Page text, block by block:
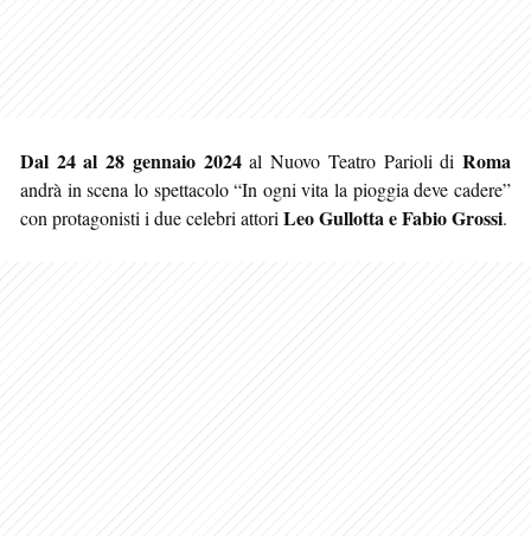
Dal 24 al 28 gennaio 2024al Nuovo Teatro Parioli diRoma
andrà in scena lo spettacolo “In ogni vita la pioggia deve cadere”
con protagonisti i due celebri attori Leo Gullotta e Fabio Grossi.